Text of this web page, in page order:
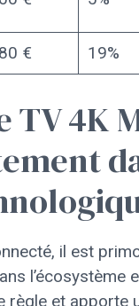
80 € 19%
TV 4K
il est
l’écosystème
règle et apporte